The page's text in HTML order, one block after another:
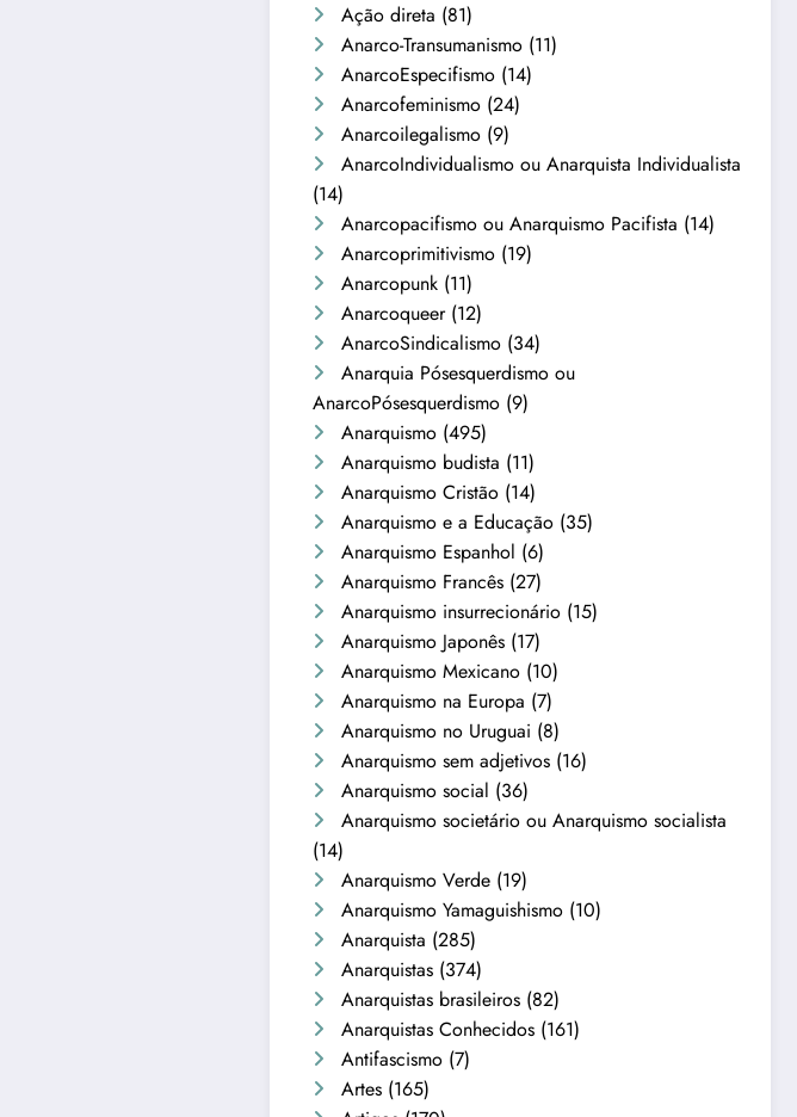
Ação direta (81)
Anarco-Transumanismo (11)
AnarcoEspecifismo (14)
Anarcofeminismo (24)
Anarcoilegalismo (9)
AnarcoIndividualismo ou Anarquista Individualista
(14)
Anarcopacifismo ou Anarquismo Pacifista (14)
Anarcoprimitivismo (19)
Anarcopunk (11)
Anarcoqueer(12)
AnarcoSindicalismo (34)
Anarquia Pósesquerdismo ou
AnarcoPósesquerdismo (9)
Anarquismo (495)
Anarquismo budista (11)
Anarquismo Cristão (14)
Anarquismo e a Educação (35)
Anarquismo Espanhol (6)
Anarquismo Francês (27)
Anarquismo insurrecionário (15)
Anarquismo Japonês (17)
Anarquismo Mexicano (10)
Anarquismo na Europa (7)
Anarquismo no Uruguai (8)
Anarquismo sem adjetivos (16)
Anarquismo social (36)
Anarquismo societário ou Anarquismo socialista
(14)
Anarquismo Verde (19)
Anarquismo Yamaguishismo (10)
Anarquista (285)
Anarquistas (374)
Anarquistas brasileiros (82)
Anarquistas Conhecidos (161)
Antifascismo (7)
Artes (165)